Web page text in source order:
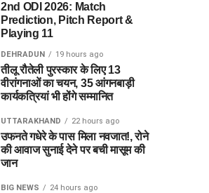
2nd ODI 2026: Match
Prediction, Pitch Report &
Playing 11
DEHRADUN 19 hours ago
तीलू रौतेली पुरस्कार के लिए 13
वीरांगनाओं का चयन, 35 आंगनबाड़ी
कार्यकत्रियां भी होंगे सम्मानित
UTTARAKHAND 22 hours ago
उफनते गधेरे के पास मिला नवजात!, रोने
की आवाज सुनाई देने पर बची मासूम की
जान
BIG NEWS 24 hours ago